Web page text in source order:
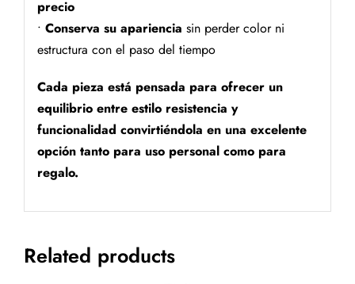
precio
• Conserva su apariencia sin perder color ni
estructura con el paso del tiempo
Cada pieza está pensada para ofrecer un
equilibrio entre estilo resistencia y
funcionalidad convirtiéndola en una excelente
opción tanto para uso personal como para
regalo.
Related products